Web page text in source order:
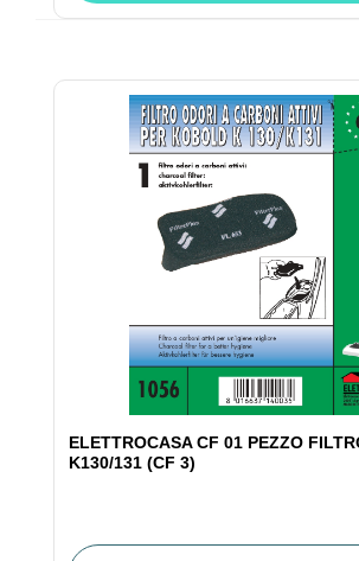
ELETTROCASA CF 01 PEZZO
K130/131 (CF 3)